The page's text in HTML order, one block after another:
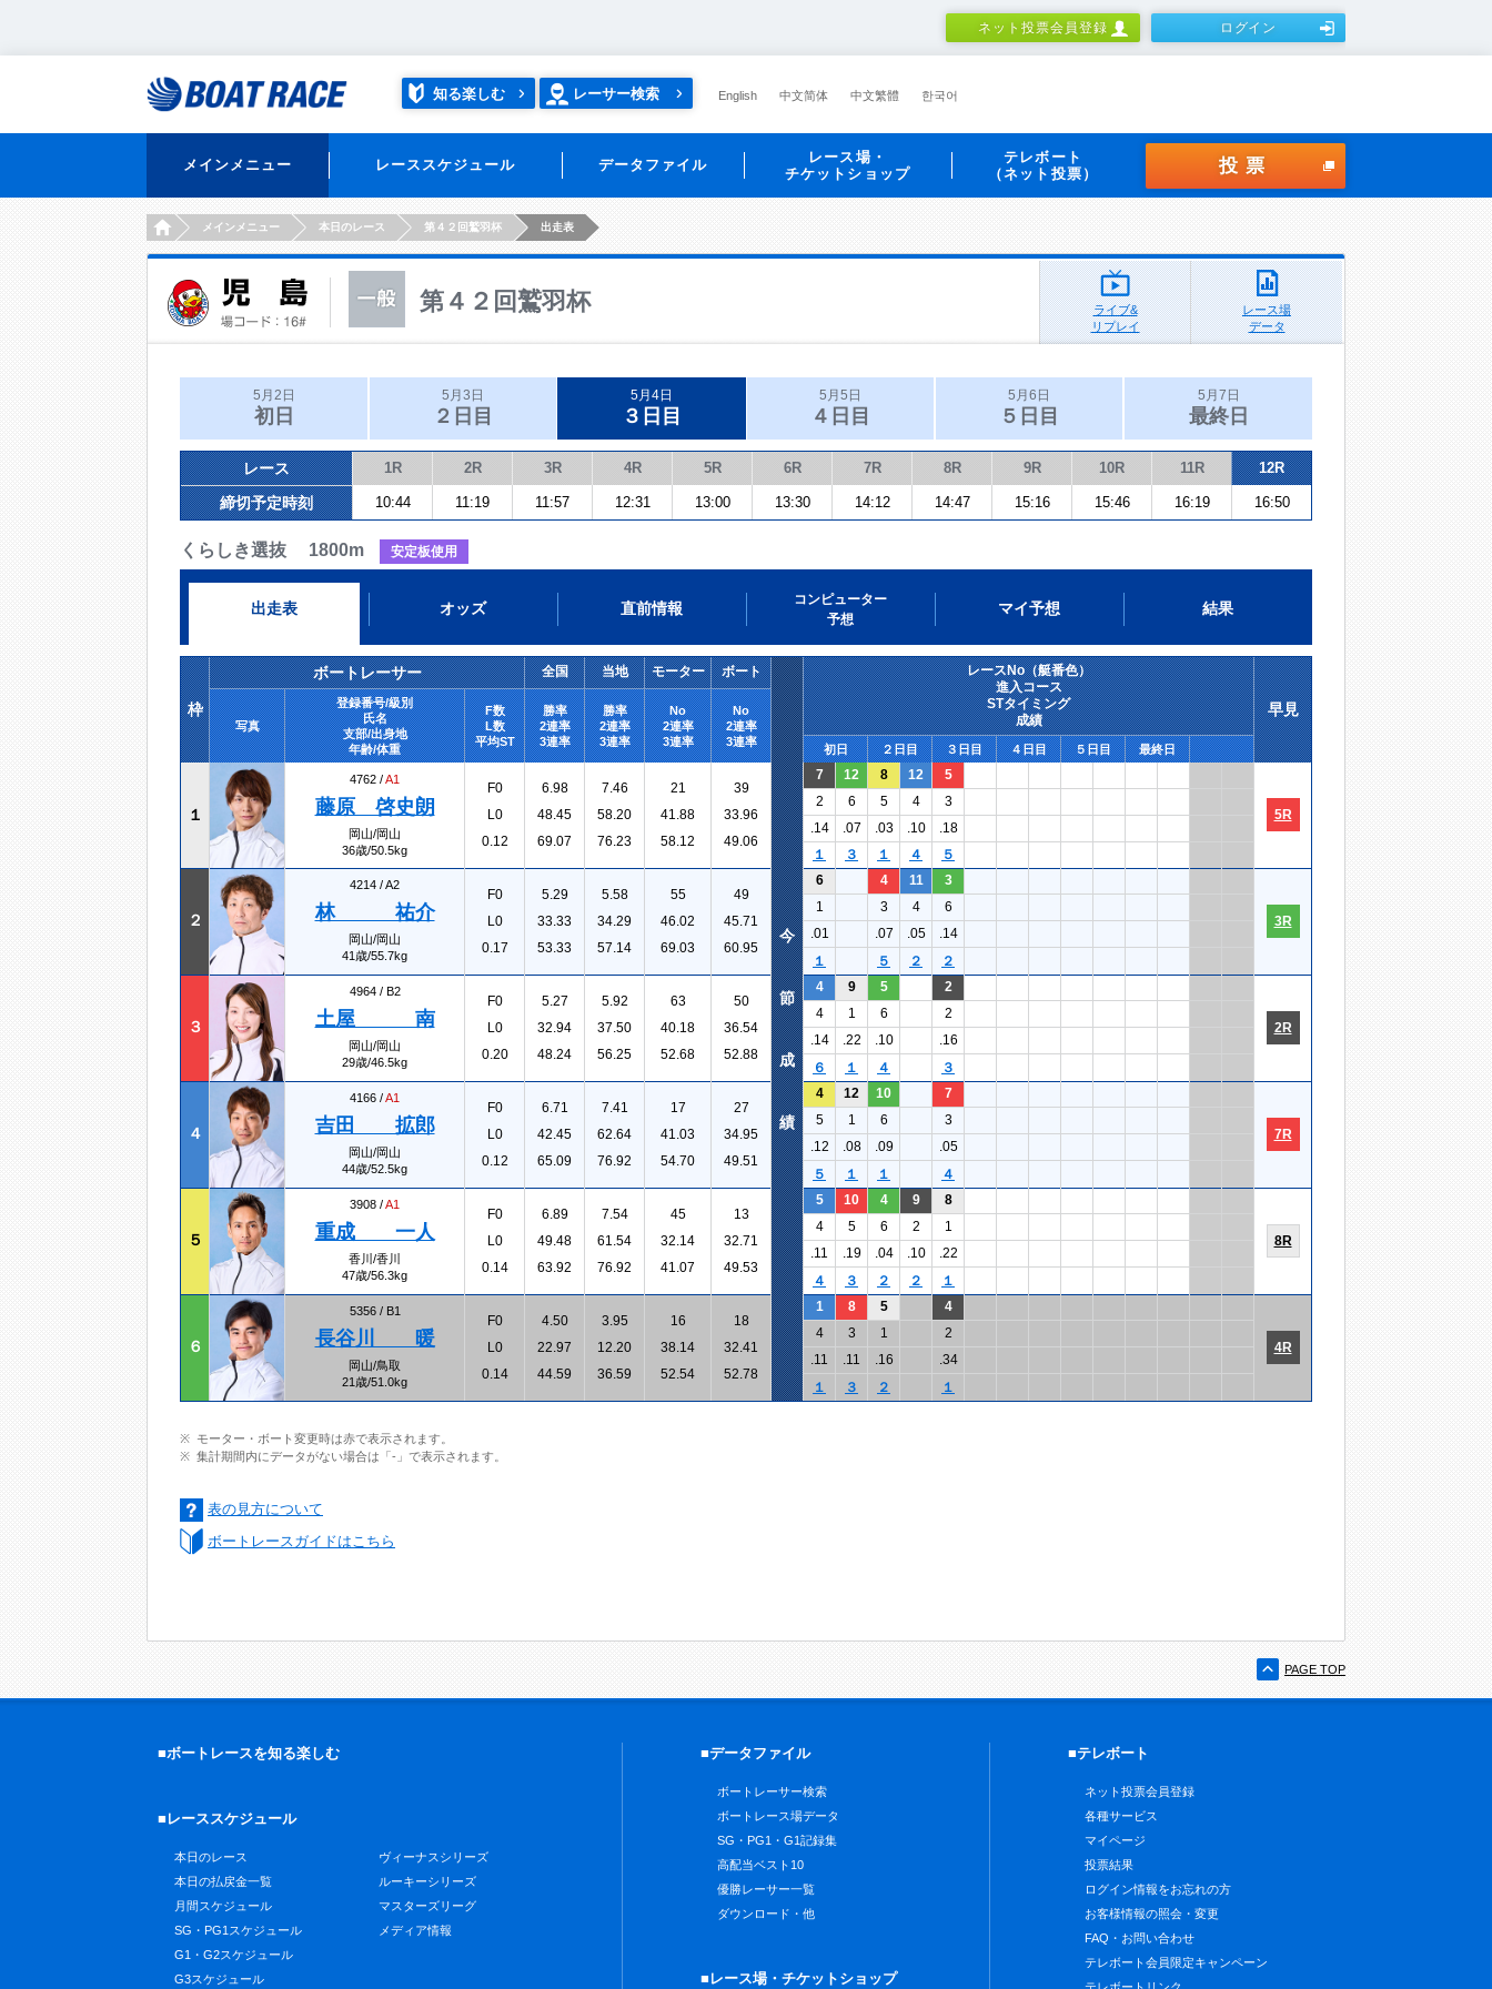
ネット投票会員登録 ログイン
知る楽しむ レーサー検索 English 中文简体 中文繁體 한국어
メインメニュー レーススケジュール データファイル
レース場・
チケットショップ
テレボート
（ネット投票）
投票
HOMEメインメニュー 本日のレース 第４２回鷲羽杯 出走表
第４２回鷲羽杯
ライブ&
リプレイ
レース場
データ
5月2日
初日
5月3日
２日目
5月4日
３日目
5月5日
４日目
5月6日
５日目
5月7日
最終日
レース 1R 2R 3R 4R 5R 6R 7R 8R 9R 10R 11R 12R
締切予定時刻 10:44 11:19 11:57 12:31 13:00 13:30 14:12 14:47 15:16 15:46 16:19 16:50
くらしき選抜 1800m 安定板使用
出走表 オッズ 直前情報
コンピューター
予想
マイ予想 結果
枠
ボートレーサー 全国 当地 モーター ボート
レースNo（艇番色）
進入コース
STタイミング
成績
早見
写真
登録番号/級別
氏名
支部/出身地
年齢/体重
F数
L数
平均ST
勝率
2連率
3連率
勝率
2連率
3連率
No
2連率
3連率
No
2連率
3連率
初日 ２日目 ３日目 ４日目 ５日目 最終日
１
4762 /A1
藤原 啓史朗
岡山/岡山
36歳/50.5kg
F0
L0
0.12
6.98
48.45
69.07
7.46
58.20
76.23
21
41.88
58.12
39
33.96
49.06
7 12 8 12 5
5R
2 6 5 4
3
.14
.07 .03 .10
.18
１
３ １ ４ ５
２
4214 /A2
林 祐介
岡山/岡山
41歳/55.7kg
F0
L0
0.17
5.29
33.33
53.33
5.58
34.29
57.14
55
46.02
69.03
49
45.71
60.95
6 4 11 3
3R
1 3 4
6
.01
.07 .05
.14
１
５ ２ ２
３
4964 / B2
土屋 南
岡山/岡山
29歳/46.5kg
F0
L0
0.20
5.27
32.94
48.24
5.92
37.50
56.25
63
40.18
52.68
50
36.54
52.88
4 9 5 2
2R
4 1 6
2
.14
.22 .10
.16
６
１ ４ ３
４
4166 /A1
吉田 拡郎
岡山/岡山
44歳/52.5kg
F0
L0
0.12
6.71
42.45
65.09
7.41
62.64
76.92
17
41.03
54.70
27
34.95
49.51
4 12 10 7
7R
5 1 6
3
.12
.08 .09
.05
５
１ １ ４
５
3908 /A1
重成 一人
香川/香川
47歳/56.3kg
F0
L0
0.14
6.89
49.48
63.92
7.54
61.54
76.92
45
32.14
41.07
13
32.71
49.53
5 10 4 9 8
8R
4 5 6 2
1
.11
.19 .04 .10
.22
４
３ ２ ２ １
６
5356 / B1
長谷川 暖
岡山/鳥取
21歳/51.0kg
F0
L0
0.14
4.50
22.97
44.59
3.95
12.20
36.59
16
38.14
52.54
18
32.41
52.78
1 8 5 4
4R
4 3 1
2
.11
.11 .16
.34
１
３ ２ １
今
節
成
績
モーター・ボート変更時は赤で表示されます。
集計期間内にデータがない場合は「-」で表示されます。
表の見方について
ボートレースガイドはこちら
PAGE TOP
■ボートレースを知る楽しむ
■レーススケジュール
本日のレース
本日の払戻金一覧
月間スケジュール
SG・PG1スケジュール
G1・G2スケジュール
G3スケジュール
ヴィーナスシリーズ
ルーキーシリーズ
マスターズリーグ
メディア情報
■データファイル
ボートレーサー検索
ボートレース場データ
SG・PG1・G1記録集
高配当ベスト10
優勝レーサー一覧
ダウンロード・他
■レース場・チケットショップ
■テレボート
ネット投票会員登録
各種サービス
マイページ
投票結果
ログイン情報をお忘れの方
お客様情報の照会・変更
FAQ・お問い合わせ
テレボート会員限定キャンペーン